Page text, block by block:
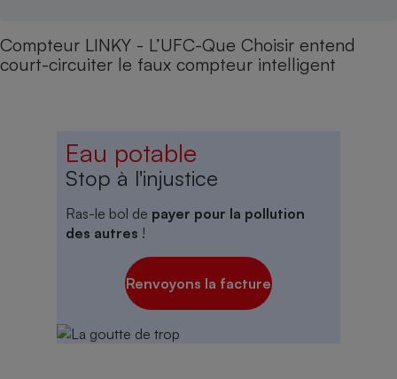
Compteur LINKY - L’UFC-Que Choisir entend
court-circuiter le faux compteur intelligent
Eau potable
Stop à l'injustice
Ras-le bol de payer pour la pollution
des autres !
Renvoyons la facture